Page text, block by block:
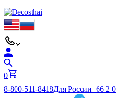
0
8-800-511-8418Для России+66 2